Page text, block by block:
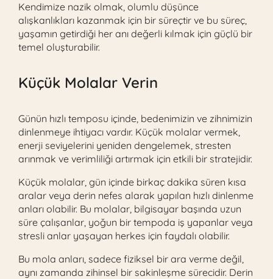
Kendimize nazik olmak, olumlu düşünce
alışkanlıkları kazanmak için bir süreçtir ve bu süreç,
yaşamın getirdiği her anı değerli kılmak için güçlü bir
temel oluşturabilir.
Küçük Molalar Verin
Günün hızlı temposu içinde, bedenimizin ve zihnimizin
dinlenmeye ihtiyacı vardır. Küçük molalar vermek,
enerji seviyelerini yeniden dengelemek, stresten
arınmak ve verimliliği artırmak için etkili bir stratejidir.
Küçük molalar, gün içinde birkaç dakika süren kısa
aralar veya derin nefes alarak yapılan hızlı dinlenme
anları olabilir. Bu molalar, bilgisayar başında uzun
süre çalışanlar, yoğun bir tempoda iş yapanlar veya
stresli anlar yaşayan herkes için faydalı olabilir.
Bu mola anları, sadece fiziksel bir ara verme değil,
aynı zamanda zihinsel bir sakinleşme sürecidir. Derin